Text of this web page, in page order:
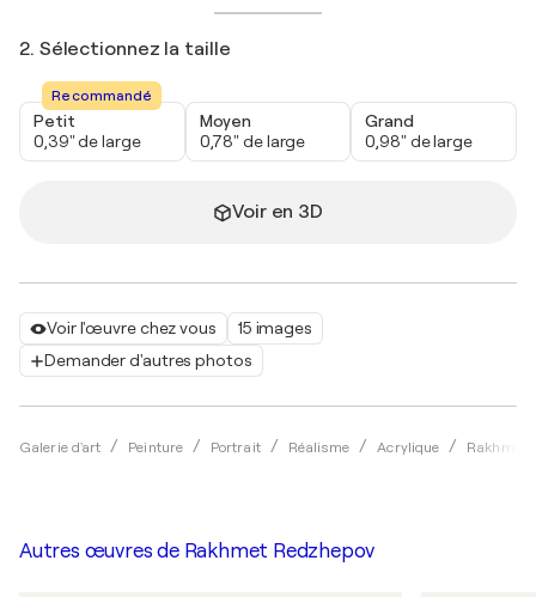
Voir l'œuvre chez vous
15 images
Demander d'autres photos
Galerie d'art Peinture Portrait Réalisme Acrylique Rakhmet
2. Sélectionnez la taille
Recommandé
Petit
0,39" de large
Moyen
0,78" de large
Grand
0,98" de large
Voir en 3D
Autres œuvres de Rakhmet Redzhepov